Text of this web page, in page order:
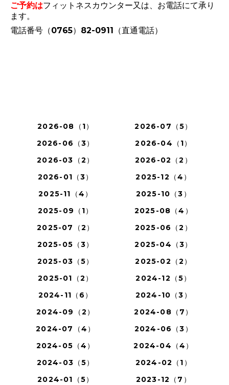
ご予約はフィットネスカウンター又は、お電話にて承り
ます。
電話番号（0765）82-0911（直通電話）
2026-08（1）
2026-07（5）
2026-06（3）
2026-04（1）
2026-03（2）
2026-02（2）
2026-01（3）
2025-12（4）
2025-11（4）
2025-10（3）
2025-09（1）
2025-08（4）
2025-07（2）
2025-06（2）
2025-05（3）
2025-04（3）
2025-03（5）
2025-02（2）
2025-01（2）
2024-12（5）
2024-11（6）
2024-10（3）
2024-09（2）
2024-08（7）
2024-07（4）
2024-06（3）
2024-05（4）
2024-04（4）
2024-03（5）
2024-02（1）
2024-01（5）
2023-12（7）